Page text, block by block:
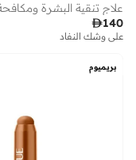
140
على وشك النفاد
بريميوم